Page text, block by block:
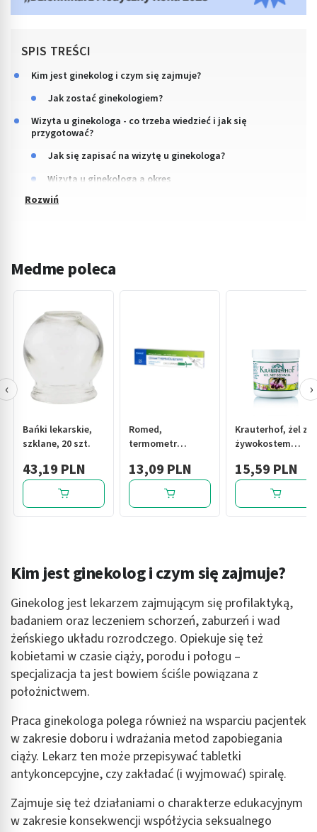
SPIS TREŚCI
Kim jest ginekolog i czym się zajmuje?
Jak zostać ginekologiem?
Wizyta u ginekologa - co trzeba wiedzieć i jak się
przygotować?
Jak się zapisać na wizytę u ginekologa?
Wizyta u ginekologa a okres
Medme poleca
Bańki lekarskie,
szklane, 20 szt.
43,19 PLN
Romed,
termometr
bezrtęciowy, 1
szt.
13,09 PLN
Krauterhof, żel z
żywokostem
15,59 PLN
‹ ›
Kim jest ginekolog i czym się zajmuje?
Ginekolog jest lekarzem zajmującym się profilaktyką,
badaniem oraz leczeniem schorzeń, zaburzeń i wad
żeńskiego układu rozrodczego. Opiekuje się też
kobietami w czasie ciąży, porodu i połogu –
specjalizacja ta jest bowiem ściśle powiązana z
położnictwem.
Praca ginekologa polega również na wsparciu pacjentek
w zakresie doboru i wdrażania metod zapobiegania
ciąży. Lekarz ten może przepisywać tabletki
antykoncepcyjne, czy zakładać (i wyjmować) spiralę.
Zajmuje się też działaniami o charakterze edukacyjnym
w zakresie konsekwencji współżycia seksualnego